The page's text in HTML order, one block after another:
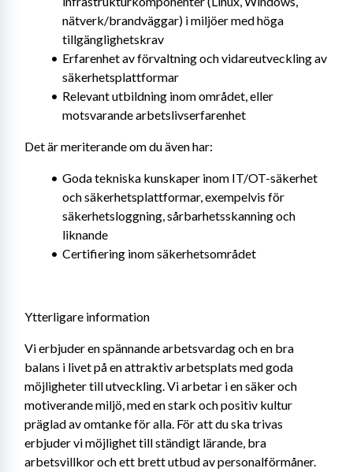
nätverk/brandväggar) i miljöer med höga
tillgänglighetskrav
Erfarenhet av förvaltning och vidareutveckling av
säkerhetsplattformar
Relevant utbildning inom området, eller
motsvarande arbetslivserfarenhet
Det är meriterande om du även har:
Goda tekniska kunskaper inom IT/OT-säkerhet
och säkerhetsplattformar, exempelvis för
säkerhetsloggning, sårbarhetsskanning och
liknande
Certifiering inom säkerhetsområdet
Ytterligare information
Vi erbjuder en spännande arbetsvardag och en bra
balans i livet på en attraktiv arbetsplats med goda
möjligheter till utveckling. Vi arbetar i en säker och
motiverande miljö, med en stark och positiv kultur
präglad av omtanke för alla. För att du ska trivas
erbjuder vi möjlighet till ständigt lärande, bra
arbetsvillkor och ett brett utbud av personalförmåner.